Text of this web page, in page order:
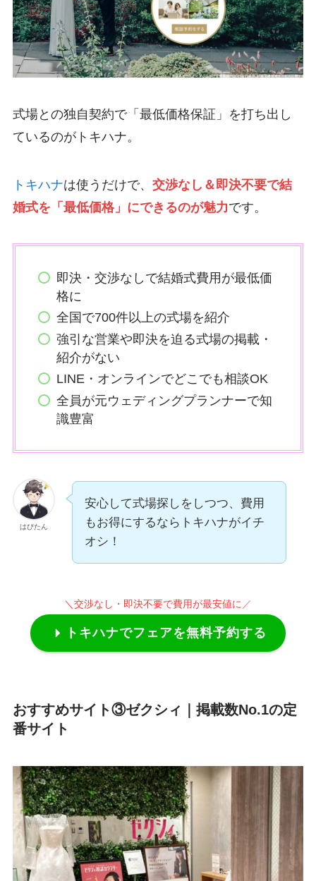
式場との独自契約で「最低価格保証」を打ち出し
ているのがトキハナ。
トキハナは使うだけで、 交渉なし＆即決不要で結
婚式を「最低価格」にできるのが魅力です。
即決・交渉なしで結婚式費用が最低価
格に
全国で700件以上の式場を紹介
強引な営業や即決を迫る式場の掲載・
紹介がない
LINE・オンラインでどこでも相談OK
全員が元ウェディングプランナーで知
識豊富
はぴたん
安心して式場探しをしつつ、費用
もお得にするならトキハナがイチ
オシ！
＼ 交渉なし・即決不要で費用が最安値に ／
トキハナでフェアを無料予約する
おすすめサイト③ゼクシィ｜掲載数No.1の定
番サイト